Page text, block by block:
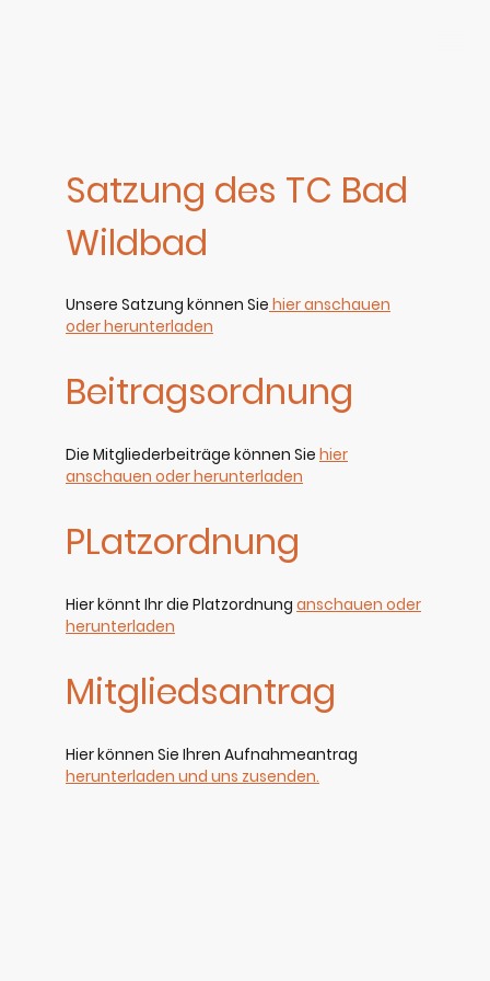
Satzung des TC Bad
Wildbad
Unsere Satzung können Sie hier anschauen
oder herunterladen
Beitragsordnung
Die Mitgliederbeiträge können Sie hier
anschauen oder herunterladen
PLatzordnung
Hier könnt Ihr die Platzordnung anschauen oder
herunterladen
Mitgliedsantrag
Hier können Sie Ihren Aufnahmeantrag
herunterladen und uns zusenden.